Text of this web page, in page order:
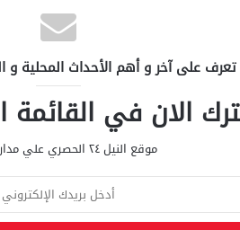
تعرف على آخر و أهم الأحداث المحلية و
الان في القائمة
موقع النيل ٢٤ الحصري علي مدار الساعة